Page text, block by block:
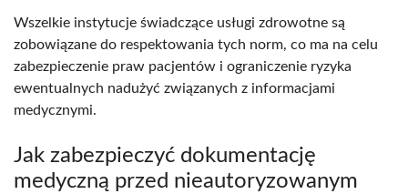
Wszelkie instytucje świadczące usługi zdrowotne są
zobowiązane do respektowania tych norm, co ma na celu
zabezpieczenie praw pacjentów i ograniczenie ryzyka
ewentualnych nadużyć związanych z informacjami
medycznymi.
Jak zabezpieczyć dokumentację
medyczną przed nieautoryzowanym